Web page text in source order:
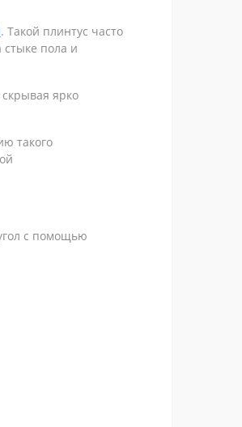
. Такой плинтус часто
пола и
ярко
такого
с помощью